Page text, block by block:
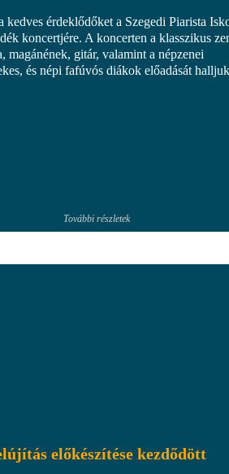
kedves érdeklődőket a Szegedi Piarista
koncertjére. A koncerten a klasszikus
magánének, gitár, valamint a népzenei
és népi fafúvós diákok előadását
További részletek
előkészítése kezdődött